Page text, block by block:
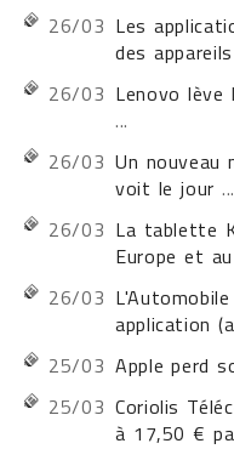
26/03 Les
des
26/03 Lenovo lève
...
26/03 Un nouveau
voit le jour ...
26/03 La tablette
Europe et
26/03
application
25/03 Apple perd
25/03 Coriolis
à 17,50 €